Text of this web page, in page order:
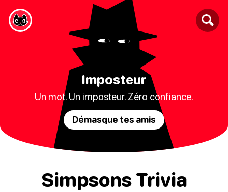
Imposteur
Un mot. Un imposteur. Zéro confiance.
Démasque tes amis
Simpsons Trivia